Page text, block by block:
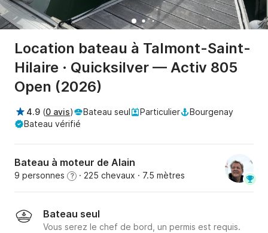
Location bateau à Talmont-Saint-
Hilaire · Quicksilver — Activ 805
Open (2026)
4.9 (0 avis) Bateau seul Particulier
Bourgenay
Bateau vérifié
Bateau à moteur de Alain
9 personnes ? · 225 chevaux · 7.5 mètres
Bateau seul
Vous serez le chef de bord, un permis est requis.